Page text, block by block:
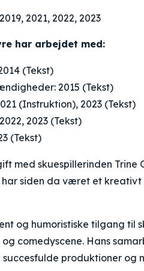
2021, 2022, 2023
har arbejdet med:
(Tekst)
2015 (Tekst)
(Instruktion), 2023 (Tekst)
2023 (Tekst)
(Tekst)
med skuespillerinden Trine
har siden da været et
og humoristiske tilgang til
comedyscene. Hans
produktioner og